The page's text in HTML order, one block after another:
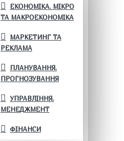
ЕКОНОМІКА. МІКРО
ТА МАКРОЕКОНОМІКА
МАРКЕТИНГ ТА
РЕКЛАМА
ПЛАНУВАННЯ.
ПРОГНОЗУВАННЯ
УПРАВЛІННЯ.
МЕНЕДЖМЕНТ
ФІНАНСИ